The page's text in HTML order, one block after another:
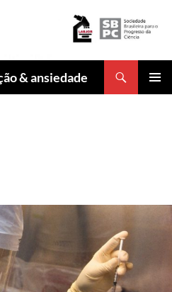
& ansiedade